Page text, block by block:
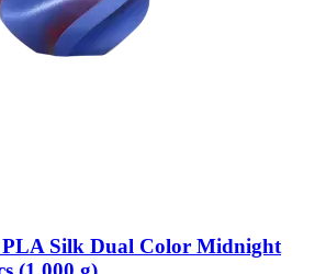
PLA Silk Dual Color Midnight